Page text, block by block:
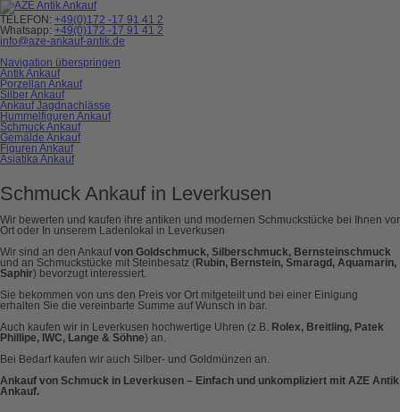
TELEFON: +49(0)172 -17 91 41 2
Whatsapp: +49(0)172 -17 91 41 2
info@aze-ankauf-antik.de
Navigation überspringen
Antik Ankauf
Porzellan Ankauf
Silber Ankauf
Ankauf Jagdnachlässe
Hummelfiguren Ankauf
Schmuck Ankauf
Gemälde Ankauf
Figuren Ankauf
Asiatika Ankauf
Schmuck Ankauf in Leverkusen
Wir bewerten und kaufen ihre antiken und modernen Schmuckstücke bei Ihnen vor
Ort oder In unserem Ladenlokal in Leverkusen
Wir sind an den Ankauf von Goldschmuck, Silberschmuck, Bernsteinschmuck
und an Schmuckstücke mit Steinbesatz (Rubin, Bernstein, Smaragd, Aquamarin,
Saphir) bevorzugt interessiert.
Sie bekommen von uns den Preis vor Ort mitgeteilt und bei einer Einigung
erhalten Sie die vereinbarte Summe auf Wunsch in bar.
Auch kaufen wir in Leverkusen hochwertige Uhren (z.B. Rolex, Breitling, Patek
Phillipe, IWC, Lange & Söhne) an.
Bei Bedarf kaufen wir auch Silber- und Goldmünzen an.
Ankauf von Schmuck in Leverkusen – Einfach und unkompliziert mit AZE Antik
Ankauf.